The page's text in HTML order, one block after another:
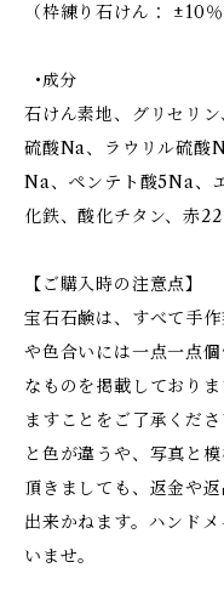
（枠練り石けん： ±10
•成分
石けん素地、グリセリ
硫酸Na、ラウリル硫酸
Na、ペンテト酸5Na、
化鉄、酸化チタン、赤
【ご購入時の注意点】
宝石石鹸は、すべて手
や色合いには一点一点
なものを掲載しており
ますことをご了承くだ
と色が違うや、写真と
頂きましても、返金や
出来かねます。ハンド
いませ。